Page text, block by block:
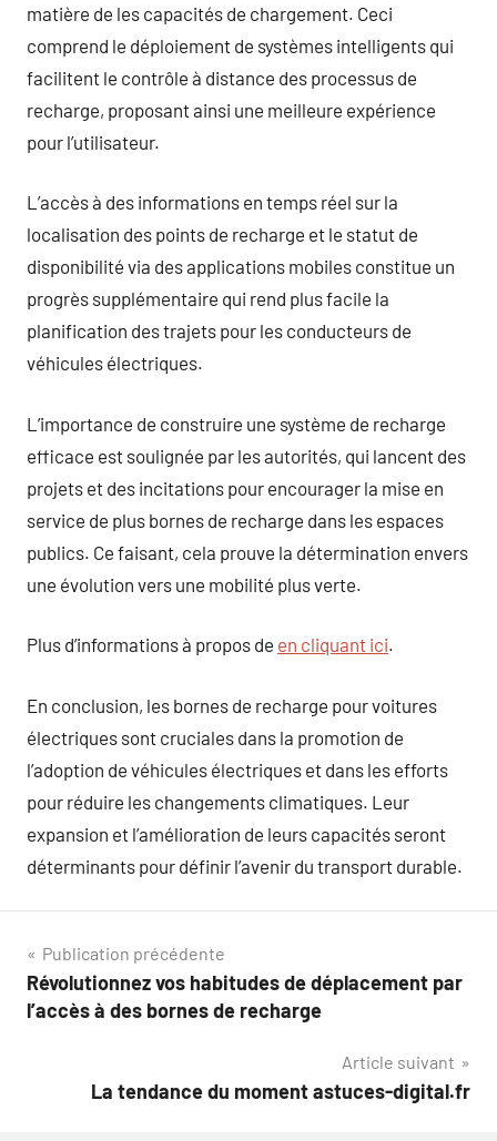
matière de les capacités de chargement. Ceci
comprend le déploiement de systèmes intelligents qui
facilitent le contrôle à distance des processus de
recharge, proposant ainsi une meilleure expérience
pour l’utilisateur.
L’accès à des informations en temps réel sur la
localisation des points de recharge et le statut de
disponibilité via des applications mobiles constitue un
progrès supplémentaire qui rend plus facile la
planification des trajets pour les conducteurs de
véhicules électriques.
L’importance de construire une système de recharge
efficace est soulignée par les autorités, qui lancent des
projets et des incitations pour encourager la mise en
service de plus bornes de recharge dans les espaces
publics. Ce faisant, cela prouve la détermination envers
une évolution vers une mobilité plus verte.
Plus d’informations à propos de en cliquant ici.
En conclusion, les bornes de recharge pour voitures
électriques sont cruciales dans la promotion de
l’adoption de véhicules électriques et dans les efforts
pour réduire les changements climatiques. Leur
expansion et l’amélioration de leurs capacités seront
déterminants pour définir l’avenir du transport durable.
Navigation
de
Publication précédente
Révolutionnez vos habitudes de déplacement par
l’accès à des bornes de recharge
Article suivant
La tendance du moment astuces-digital.fr